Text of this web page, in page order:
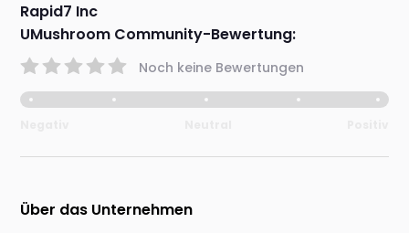
Rapid7 Inc
UMushroom Community-Bewertung:
Noch keine Bewertungen
Über das Unternehmen